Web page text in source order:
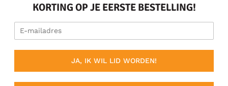
KORTING OP JE EERSTE BESTELLING!
JA, IK WIL LID WORDEN!